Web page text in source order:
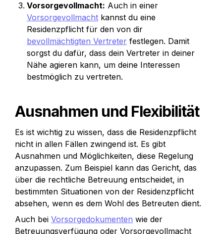
Vorsorgevollmacht:
Vorsorgevollmacht kannst du eine
bevollmächtigten Vertreter festlegen. Damit
sorgst du dafür, dass dein Vertreter in deiner
Nähe agieren kann, um deine Interessen
bestmöglich zu vertreten.
Ausnahmen und Flexibilität
Es ist wichtig zu wissen, dass die Residenzpflicht
nicht in allen Fällen zwingend ist. Es gibt
Ausnahmen und Möglichkeiten, diese Regelung
anzupassen. Zum Beispiel kann das Gericht, das
über die rechtliche Betreuung entscheidet, in
bestimmten Situationen von der Residenzpflicht
absehen, wenn es dem Wohl des Betreuten dient.
Auch bei Vorsorgedokumenten wie der
Betreuungsverfügung oder Vorsorgevollmacht